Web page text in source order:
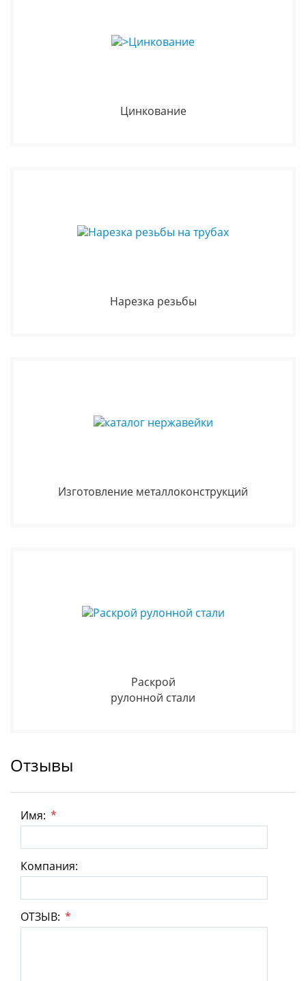
Цинкование
Нарезка резьбы
Изготовление металлоконструкций
Раскрой
рулонной стали
Отзывы
Имя: *
Компания:
ОТЗЫВ: *